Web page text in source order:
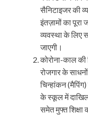
सैनिटाइजर की
इंतज़ामों का
व्यवस्था के लिए
जाएगी।
कोरोना-काल की
रोजगार के
चिन्हांकन
के स्कूल में
समेत मुफ्त शिक्षा